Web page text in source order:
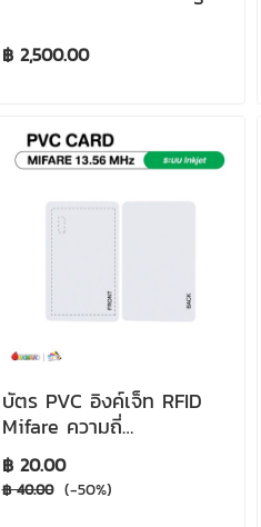
฿ 2,500.00
บัตร PVC อิงค์เจ็ท RFID
Mifare ความถี่
13.45/13.56Mhz.0.8mm
฿ 20.00
฿ 40.00 (-50%)